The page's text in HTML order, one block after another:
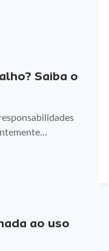
Saiba o
ao uso